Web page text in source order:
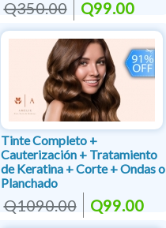
Q350.00 Q99.00
Tinte Completo +
Cauterización + Tratamiento
de Keratina + Corte + Ondas o
Planchado
Q1090.00 Q99.00